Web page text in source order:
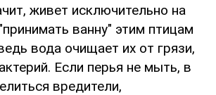
живет исключительно на
ванну" этим птицам
вода очищает их от грязи,
Если перья не мыть, в
вредители,